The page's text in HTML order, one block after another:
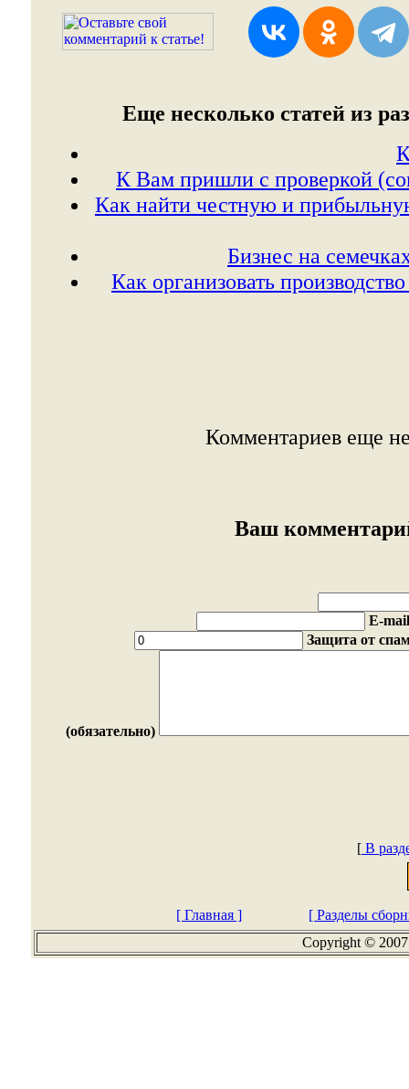
Еще несколько статей из
К Вам пришли с проверкой
Как найти честную и
Бизнес на
Как организовать
Комментариев еще
Ваш
E-mail
Защита от
(обязательно)
[ В
[ Главная ]
[ Разделы
Copyright ©